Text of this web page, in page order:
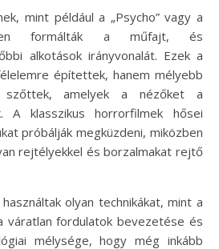
mint például a „Psycho” vagy a
formálták a műfajt, és
alkotások irányvonalát. Ezek a
építettek, hanem mélyebb
amelyek a nézőket a
A klasszikus horrorfilmek hősei
próbálják megküzdeni, miközben
rejtélyekkel és borzalmakat rejtő
olyan technikákat, mint a
váratlan fordulatok bevezetése és
mélysége, hogy még inkább